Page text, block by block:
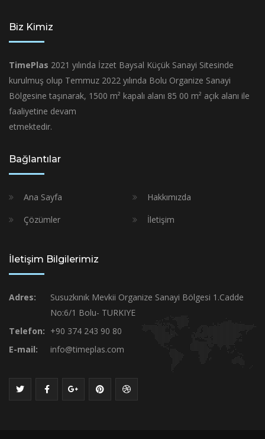
Biz Kimiz
TimePlas 2021 yılında İzzet Baysal Küçük Sanayi Sitesinde
kurulmuş olup Temmuz 2022 yılında Bolu Organize Sanayi
Bölgesine taşınarak, 1500 m² kapalı alanı 85 00 m² açık alanı ile
faaliyetine devam
etmektedir.
Bağlantılar
Ana Sayfa
Hakkımızda
Çözümler
İletişim
İletişim Bilgilerimiz
Adres:
Susuzkınık Mevkii Organize Sanayi Bölgesi 1.Cadde
No:6/1 Bolu- TURKIYE
Telefon: +90 374 243 90 80
E-mail:
info@timeplas.com